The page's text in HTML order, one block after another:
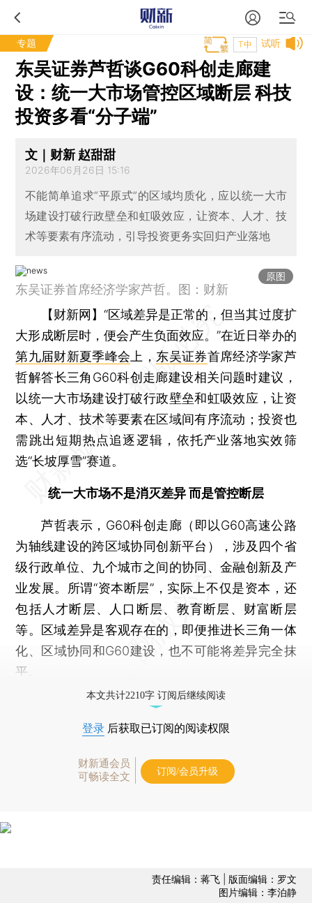
专题 试听
T中
东吴证券芦哲谈G60科创走廊建
设：统一大市场管控区域断层 科技
投资多看“分子端”
文｜财新 赵甜甜
2026年06月26日 15:16
不能简单追求“平原式”的区域均质化，应以统一大市
场建设打破行政壁垒和虹吸效应，让资本、人才、技
术等要素有序流动，引导投资更务实回归产业落地
原图
东吴证券首席经济学家芦哲。图：财新
【财新网】 “区域差异是正常的，但当其过度扩
大形成断层时，便会产生负面效应。”在近日举办的
第九届财新夏季峰会 上， 东吴证券首席经济学家芦
哲解答长三角G60科创走廊建设相关问题时建议，
以统一大市场建设打破行政壁垒和虹吸效应，让资
本、人才、技术等要素在区域间有序流动；投资也
需跳出短期热点追逐逻辑，依托产业落地实效筛
选“长坡厚雪”赛道。
统一大市场不是消灭差异 而是管控断层
芦哲表示，G60科创走廊（即以G60高速公路
为轴线建设的跨区域协同创新平台），涉及四个省
级行政单位、九个城市之间的协同、金融创新及产
业发展。所谓“资本断层”，实际上不仅是资本，还
包括人才断层、人口断层、教育断层、财富断层
等。区域差异是客观存在的，即便推进长三角一体
化、区域协同和G60建设，也不可能将差异完全抹
平。
本文共计2210字 订阅后继续阅读
登录 后获取已订阅的阅读权限
财新通会员
可畅读全文
订阅/会员升级
责任编辑：蒋飞 | 版面编辑：罗文
图片编辑：李泊静